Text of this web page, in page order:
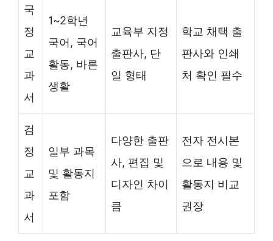
국
정
교
과
서
1~2학년
국어, 국어
활동, 바른
생활
교육부 지정
출판사, 단
일 형태
학교 채택 출
판사와 인쇄
처 확인 필수
검
정
교
과
서
일부 과목
및 활동지
포함
다양한 출판
사, 편집 및
디자인 차이
큼
전자 전시본
으로 내용 및
활동지 비교
권장